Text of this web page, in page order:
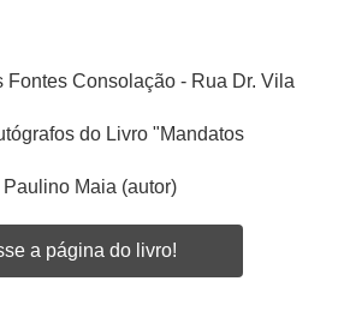
Fontes Consolação - Rua Dr. Vila
do Livro "Mandatos
Paulino Maia (autor)
a página do livro!